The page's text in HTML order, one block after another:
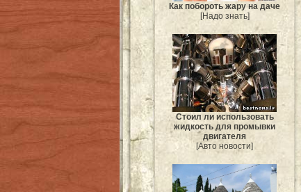
Как побороть жару на даче
[Надо знать]
Стоил ли использовать
жидкость для промывки
двигателя
[Авто новости]